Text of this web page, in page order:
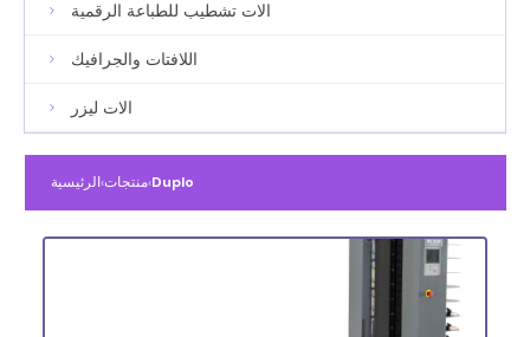
الات تشطيب للطباعة الرقمية
اللافتات والجرافيك
الات ليزر
الرئيسية›منتجات›Duplo